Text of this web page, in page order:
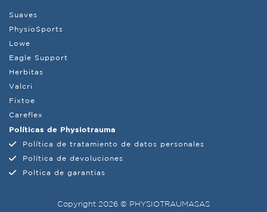
Suaves
PhysioSports
Lowe
Eagle Support
Herbitas
Valcri
Fixtoe
Careflex
Políticas de Physiotrauma
Política de tratamiento de datos personales
Política de devoluciones
Poltica de garantias
Copyright 2026 © PHYSIOTRAUMASAS